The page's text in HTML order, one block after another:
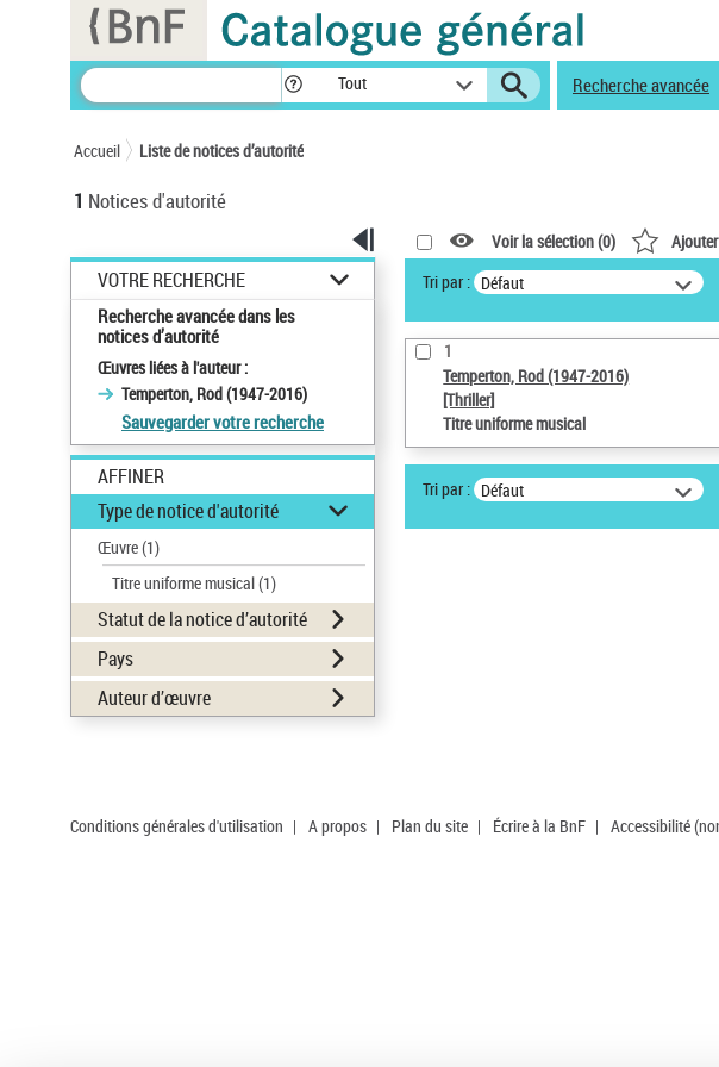
Tout Recherche avancée
Accueil Liste de notices d’autorité
1 Notices d'autorité
VOTRE RECHERCHE
Recherche avancée dans les
notices d’autorité
Œuvres liées à l'auteur :
Temperton, Rod (1947-2016)
Sauvegarder votre recherche
AFFINER
Type de notice d'autorité
Œuvre(1)
Titre uniforme musical(1)
Statut de la notice d’autorité
Pays
Auteur d’œuvre
Voir la sélection (0)
Tri par : Défaut
1
Temperton, Rod (1947-2016)
[Thriller]
Titre uniforme musical
Tri par : Défaut
Conditions générales d'utilisation | A propos | Plan du site | Écrire à la BnF | Accessibilité
Panneau de gestion des cookies